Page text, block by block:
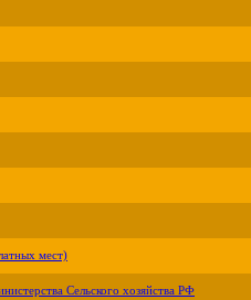
мест)
Сельского хозяйства РФ